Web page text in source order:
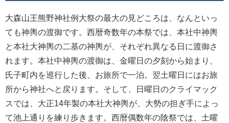
大森山王熊野神社例大祭の最大の見どころは、なんといっ
ても神輿の渡御です。西暦奇数年の本祭では、本社中神輿
と本社大神輿の二基の神輿が、それぞれ異なる日に渡御さ
れます。本社中神輿の渡御は、金曜日の夕刻から始まり、
氏子町内を巡行した後、お旅所で一泊。翌土曜日にはお旅
所から神社へと戻ります。そして、日曜日のクライマック
スでは、大正14年製の本社大神輿が、大勢の担ぎ手によっ
て池上通りを練り歩きます。西暦偶数年の陰祭では、土曜